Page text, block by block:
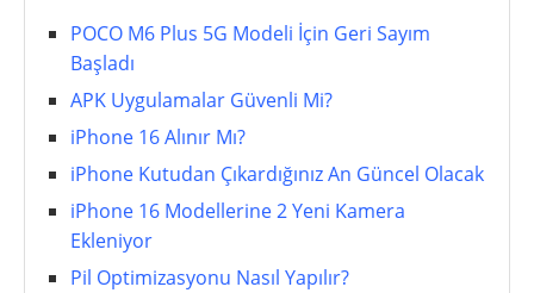
POCO M6 Plus 5G Modeli İçin Geri Sayım
Başladı
APK Uygulamalar Güvenli Mi?
iPhone 16 Alınır Mı?
iPhone Kutudan Çıkardığınız An Güncel Olacak
iPhone 16 Modellerine 2 Yeni Kamera
Ekleniyor
Pil Optimizasyonu Nasıl Yapılır?